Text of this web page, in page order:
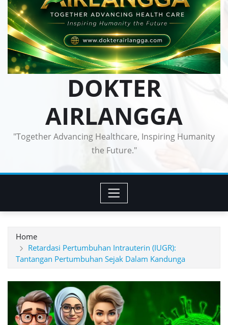
DOKTER
AIRLANGGA
"Together Advancing Healthcare, Inspiring Humanity
the Future."
Home
Retardasi Pertumbuhan Intrauterin (IUGR):
Tantangan Pertumbuhan Sejak Dalam Kandunga